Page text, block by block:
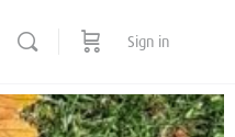
Sign in